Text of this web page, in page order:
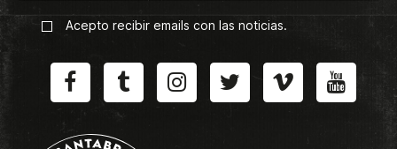
Acepto recibir emails con las noticias.